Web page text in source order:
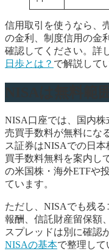
信用取引を使うなら、
の金利、制度信用の金
確認してください。詳
日歩とは？ で解説して
NISA口座では、国内
売買手数料が無料にな
ス証券はNISAでの日
買手数料無料を案内し
の米国株・海外ETFや
ています。
ただし、NISAでも残
報酬、信託財産留保額
スプレッドは別に確認
NISAの基本で整理して